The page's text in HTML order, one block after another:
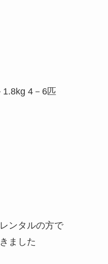
4－6匹
ンタルの方で
ました